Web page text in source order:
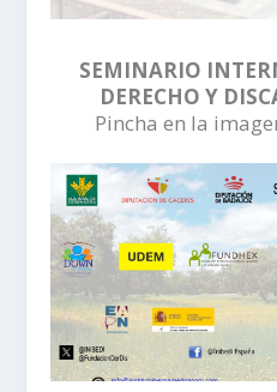
SEMINARIO
DERECHO Y
Pincha en la